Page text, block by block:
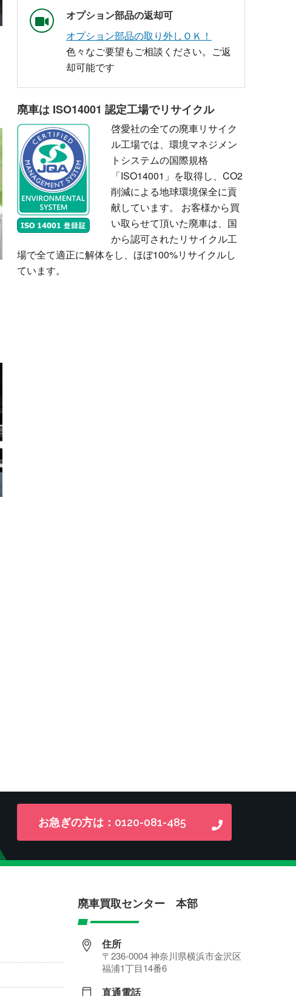
オプション部品の返却可
オプション部品の取り外しＯＫ！
色々なご要望もご相談ください。ご返
却可能です
廃車は ISO14001 認定工場でリサイクル
啓愛社の全ての廃車リサイク
ル工場では、環境マネジメン
トシステムの国際規格
「ISO14001」を取得し、CO2
削減による地球環境保全に貢
献しています。 お客様から買
い取らせて頂いた廃車は、国
から認可されたリサイクル工
場で全て適正に解体をし、ほぼ100%リサイクルし
ています。
お急ぎの方は：0120-081-485
廃車買取センター 本部
住所
〒236‐0004 神奈川県横浜市金沢区
福浦1丁目14番6
直通電話